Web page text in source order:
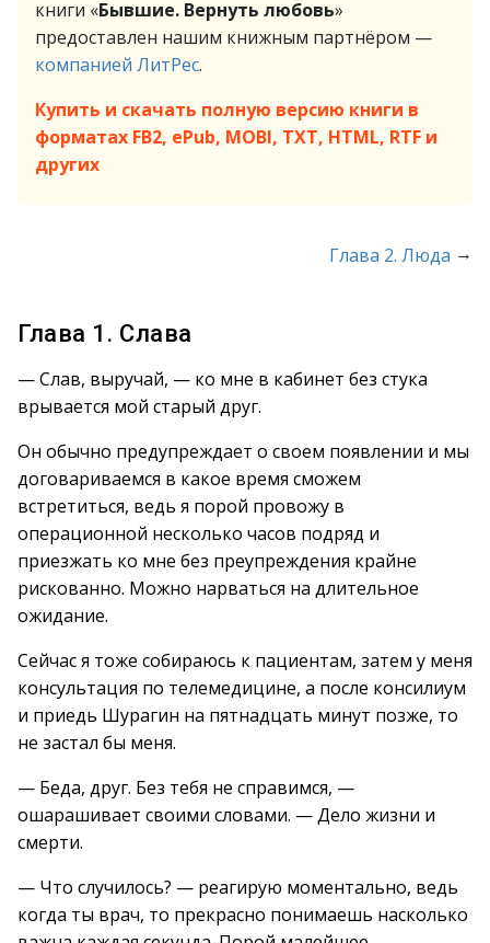
книги «Бывшие. Вернуть любовь»
предоставлен нашим книжным партнёром —
компанией ЛитРес.
Купить и скачать полную версию книги в
форматах FB2, ePub, MOBI, TXT, HTML, RTF и
других
Глава 2. Люда →
Глава 1. Слава
— Слав, выручай, — ко мне в кабинет без стука
врывается мой старый друг.
Он обычно предупреждает о своем появлении и мы
договариваемся в какое время сможем
встретиться, ведь я порой провожу в
операционной несколько часов подряд и
приезжать ко мне без преупреждения крайне
рискованно. Можно нарваться на длительное
ожидание.
Сейчас я тоже собираюсь к пациентам, затем у меня
консультация по телемедицине, а после консилиум
и приедь Шурагин на пятнадцать минут позже, то
не застал бы меня.
— Беда, друг. Без тебя не справимся, —
ошарашивает своими словами. — Дело жизни и
смерти.
— Что случилось? — реагирую моментально, ведь
когда ты врач, то прекрасно понимаешь насколько